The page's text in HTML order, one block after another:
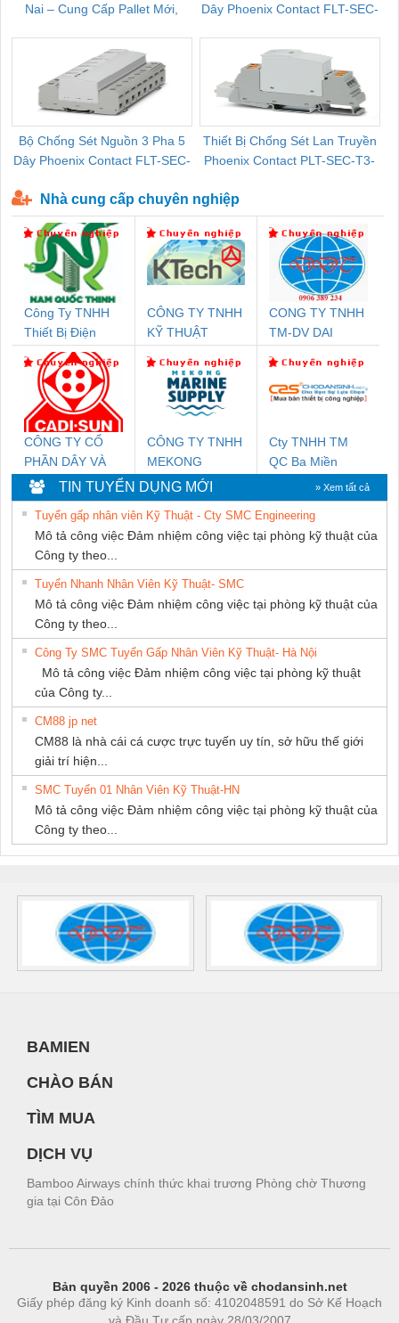
Nai – Cung Cấp Pallet Mới,
Dây Phoenix Contact FLT-SEC-
Bộ Chống Sét Nguồn 3 Pha 5
Dây Phoenix Contact FLT-SEC-
Thiết Bị Chống Sét Lan Truyền
Phoenix Contact PLT-SEC-T3-
Nhà cung cấp chuyên nghiệp
Công Ty TNHH
Thiết Bị Điện
Nam Quốc Thịnh
CÔNG TY TNHH
KỸ THUẬT
NAM
CONG TY TNHH
TM-DV DAI
CÔNG TY CỔ
PHẦN DÂY VÀ
CÁP ĐIỆN
THƯỢNG ĐÌNH
CÔNG TY TNHH
MEKONG
MARINE
SUPPLY
Cty TNHH TM
QC Ba Miền
TIN TUYỂN DỤNG MỚI » Xem tất cả
Tuyển gấp nhân viên Kỹ Thuật - Cty SMC Engineering
Mô tả công việc Đảm nhiệm công việc tại phòng kỹ thuật của
Công ty theo...
Tuyển Nhanh Nhân Viên Kỹ Thuật- SMC
Mô tả công việc Đảm nhiệm công việc tại phòng kỹ thuật của
Công ty theo...
Công Ty SMC Tuyển Gấp Nhân Viên Kỹ Thuật- Hà Nội
Mô tả công việc Đảm nhiệm công việc tại phòng kỹ thuật
của Công ty...
CM88 jp net
CM88 là nhà cái cá cược trực tuyến uy tín, sở hữu thế giới
giải trí hiện...
SMC Tuyển 01 Nhân Viên Kỹ Thuật-HN
Mô tả công việc Đảm nhiệm công việc tại phòng kỹ thuật của
Công ty theo...
BAMIEN
CHÀO BÁN
TÌM MUA
DỊCH VỤ
Bamboo Airways chính thức khai trương Phòng chờ Thương
gia tại Côn Đảo
Bản quyền 2006 - 2026 thuộc về chodansinh.net
Giấy phép đăng ký Kinh doanh số: 4102048591 do Sở Kế Hoạch
và Đầu Tư cấp ngày 28/03/2007